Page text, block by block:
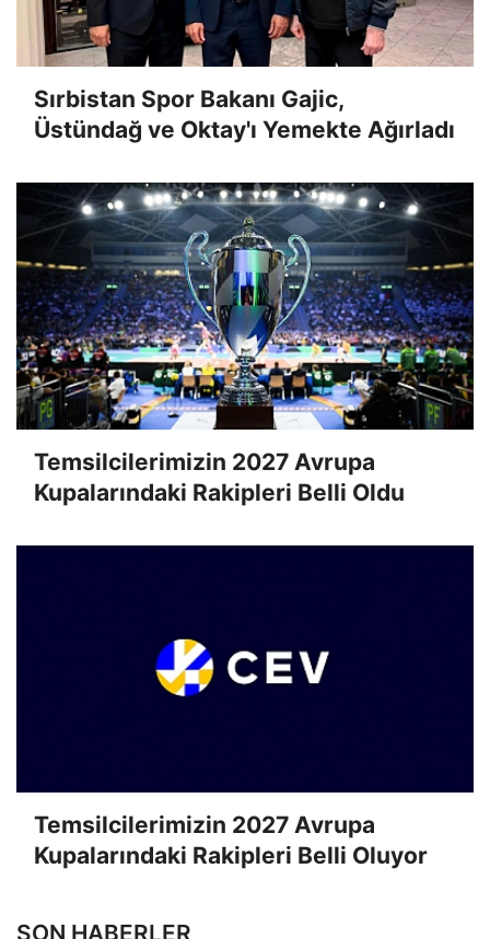
Sırbistan Spor Bakanı Gajic,
Üstündağ ve Oktay'ı Yemekte Ağırladı
Temsilcilerimizin 2027 Avrupa
Kupalarındaki Rakipleri Belli Oldu
Temsilcilerimizin 2027 Avrupa
Kupalarındaki Rakipleri Belli Oluyor
SON HABERLER